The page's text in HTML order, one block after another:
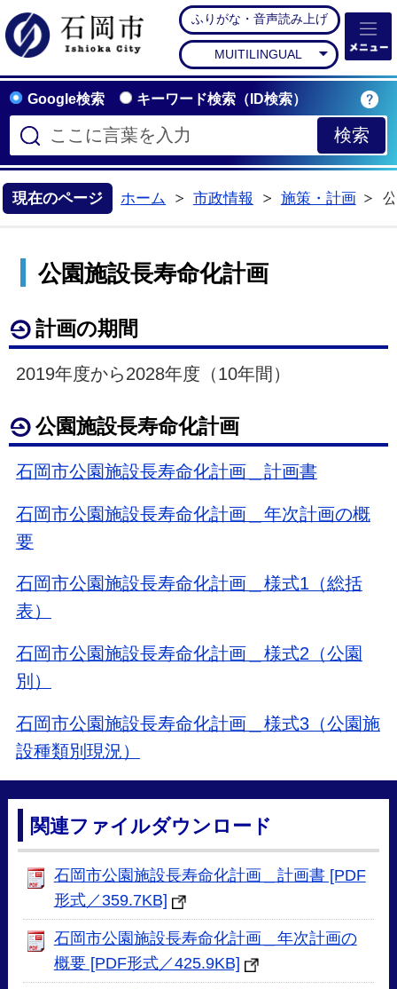
石岡市公式ホームペー
ふりがな・音声読み上げ
MUITILINGUAL
Google検索 キーワード検索（ID検索）
現在のページ ホーム
市政情報
施策・計画
公園施設長寿命化計画
計画の期間
2019年度から2028年度（10年間）
公園施設長寿命化計画
石岡市公園施設長寿命化計画＿計画書
石岡市公園施設長寿命化計画＿年次計画の概
要
石岡市公園施設長寿命化計画＿様式1（総括
表）
石岡市公園施設長寿命化計画＿様式2（公園
別）
石岡市公園施設長寿命化計画＿様式3（公園施
設種類別現況）
関連ファイルダウンロード
石岡市公園施設長寿命化計画＿計画書 [PDF
形式／359.7KB]
石岡市公園施設長寿命化計画＿年次計画の
概要 [PDF形式／425.9KB]